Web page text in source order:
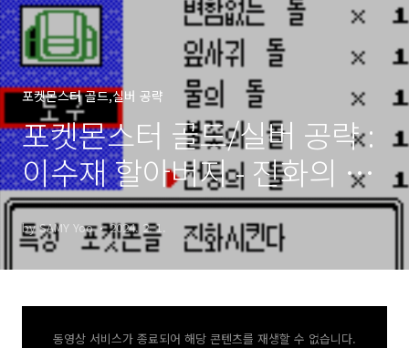
포켓몬스터 골드,실버 공략
포켓몬스터 골드/실버 공략 :
이수재 할아버지 - 진화의 돌
공략
by SAMY Yoo 2024. 2. 1.
동영상 서비스가 종료되어 해당 콘텐츠를 재생할 수 없습니다.